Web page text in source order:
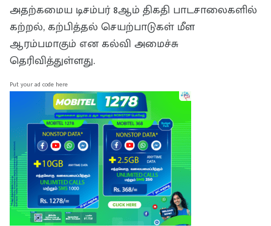
அதற்கமைய டிசம்பர் 8ஆம் திகதி பாடசாலைகளில்
கற்றல், கற்பித்தல் செயற்பாடுகள் மீள
ஆரம்பமாகும் என கல்வி அமைச்சு
தெரிவித்துள்ளது.
Put your ad code here